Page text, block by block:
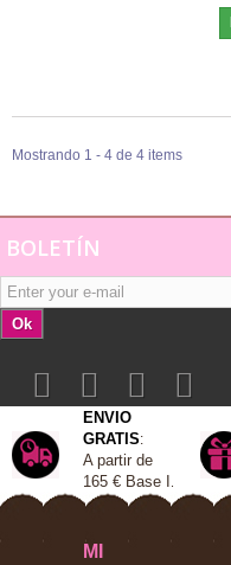
Mostrando 1 - 4 de 4 items
BOLETÍN
Ok
ENVIO
GRATIS:
Apartir de
165 € Base I
MI